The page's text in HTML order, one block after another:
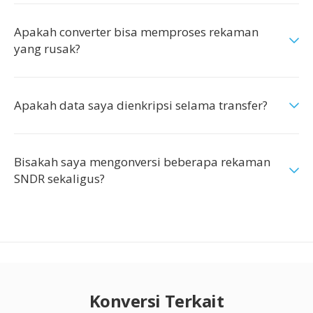
Apakah converter bisa memproses rekaman
yang rusak?
Apakah data saya dienkripsi selama transfer?
Bisakah saya mengonversi beberapa rekaman
SNDR sekaligus?
Konversi Terkait